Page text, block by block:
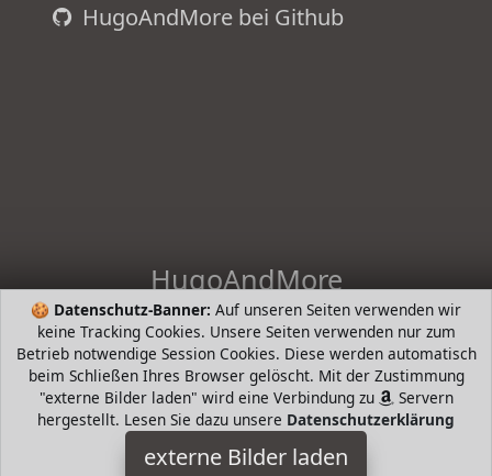
🍪 Datenschutz-Banner: Auf unseren Seiten verwenden wir
keine Tracking Cookies. Unsere Seiten verwenden nur zum
Betrieb notwendige Session Cookies. Diese werden automatisch
beim Schließen Ihres Browser gelöscht. Mit der Zustimmung
"externe Bilder laden" wird eine Verbindung zu
Servern
hergestellt. Lesen Sie dazu unsere Datenschutzerklärung
externe Bilder laden
HugoAndMore bei Github
HugoAndMore
HugoAndHome - die intelligente Suche nach Bestsellern von
beliebten Markenherstellern. Hugo Boss, Tommy Hilfiger,
Prada, Levis, Werangler, Tamaris, Riecker, Jack Wolfkin mund
mehr
HugoAndMore ist Teilnehmer am Partnerprogramm der
EU
S.à r.l. Dieses Partnerprogramm wurde von